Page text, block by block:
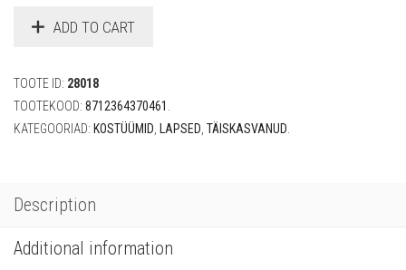
ADD TO CART
TOOTE ID: 28018
TOOTEKOOD: 8712364370461
KATEGOORIAD: KOSTÜÜMID LAPSED TÄISKASVANUD
Description
Additional information